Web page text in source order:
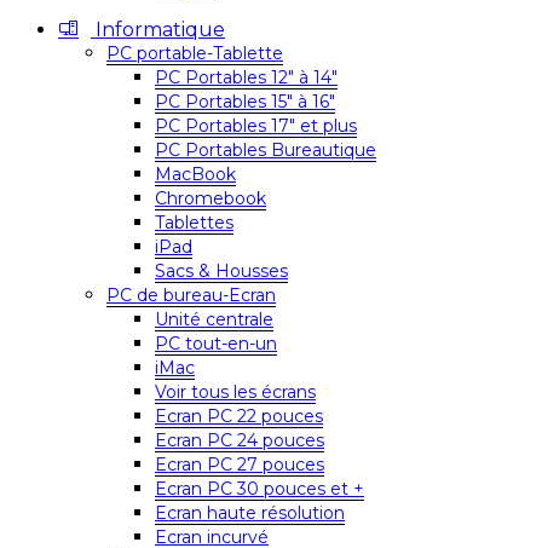
Informatique
PC portable-Tablette
PC Portables 12″ à 14″
PC Portables 15″ à 16″
PC Portables 17″ et plus
PC Portables Bureautique
MacBook
Chromebook
Tablettes
iPad
Sacs & Housses
PC de bureau-Ecran
Unité centrale
PC tout-en-un
iMac
Voir tous les écrans
Ecran PC 22 pouces
Ecran PC 24 pouces
Ecran PC 27 pouces
Ecran PC 30 pouces et +
Ecran haute résolution
Ecran incurvé